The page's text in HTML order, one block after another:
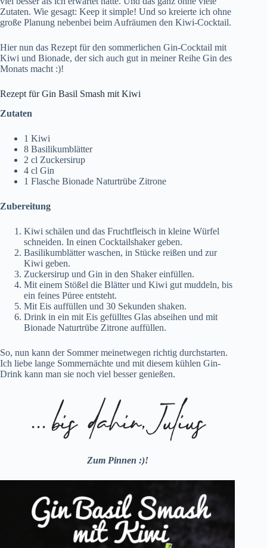
Zutaten. Wie gesagt: Keep it simple! Und so kreierte ich ohne
große Planung nebenbei beim Aufräumen den Kiwi-Cocktail.
Hier nun das Rezept für den sommerlichen Gin-Cocktail mit
Kiwi und Bionade, der sich auch gut in meiner Reihe Gin des
Monats macht :)!
Rezept für Gin Basil Smash mit Kiwi
Zutaten
1 Kiwi
8 Basilikumblätter
2 cl Zuckersirup
4 cl Gin
1 Flasche Bionade Naturtrübe Zitrone
Zubereitung
Kiwi schälen und das Fruchtfleisch in kleine Würfel
schneiden. In einen Cocktailshaker geben.
Basilikumblätter waschen, in Stücke reißen und zur
Kiwi geben.
Zuckersirup und Gin in den Shaker einfüllen.
Mit einem Stößel die Blätter und Kiwi gut muddeln, bis
ein feines Püree entsteht.
Mit Eis auffüllen und 30 Sekunden shaken.
Drink in ein mit Eis gefülltes Glas abseihen und mit
Bionade Naturtrübe Zitrone auffüllen.
So, nun kann der Sommer meinetwegen richtig durchstarten.
Ich liebe lange Sommernächte und mit diesem kühlen Gin-
Drink kann man sie noch viel besser genießen.
Zum Pinnen :)!